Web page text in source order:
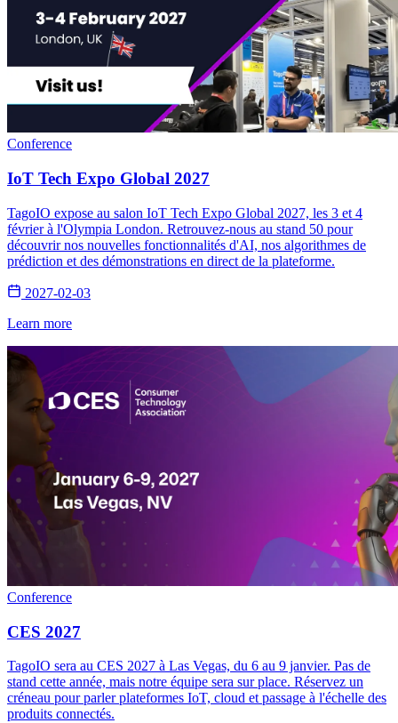
Conference
IoT Tech Expo Global 2027
TagoIO expose au salon IoT Tech Expo Global 2027, les 3 et 4
février à l'Olympia London. Retrouvez-nous au stand 50 pour
découvrir nos nouvelles fonctionnalités d'AI, nos algorithmes de
prédiction et des démonstrations en direct de la plateforme.
2027-02-03
Learn more
Conference
CES 2027
TagoIO sera au CES 2027 à Las Vegas, du 6 au 9 janvier. Pas de
stand cette année, mais notre équipe sera sur place. Réservez un
créneau pour parler plateformes IoT, cloud et passage à l'échelle des
produits connectés.